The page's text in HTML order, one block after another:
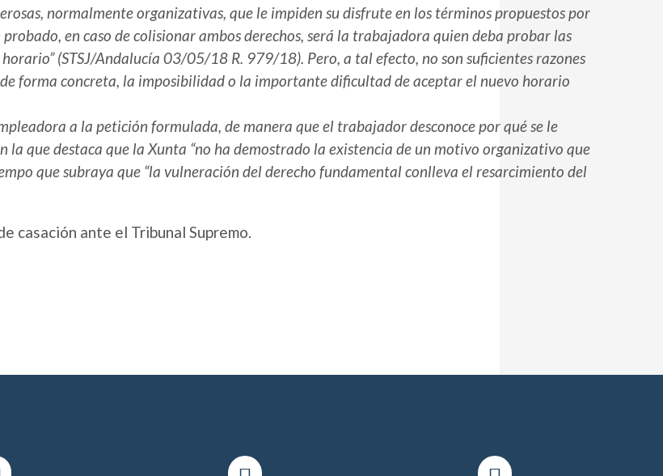
normalmente organizativas, que le impiden su disfrute en los términos propuestos por
en caso de colisionar ambos derechos, será la trabajadora quien deba probar las
(STSJ/Andalucía 03/05/18 R. 979/18). Pero, a tal efecto, no son suficientes razones
forma concreta, la imposibilidad o la importante dificultad de aceptar el nuevo horario
a la petición formulada, de manera que el trabajador desconoce por qué se le
la que destaca que la Xunta “no ha demostrado la existencia de un motivo organizativo que
que subraya que “la vulneración del derecho fundamental conlleva el resarcimiento del
casación ante el Tribunal Supremo.